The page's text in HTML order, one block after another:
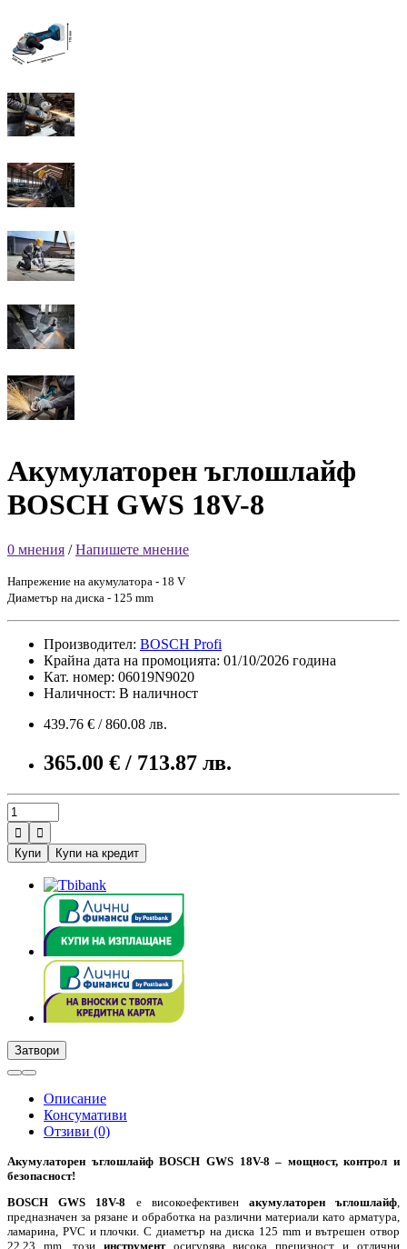
Акумулаторен ъглошлайф
BOSCH GWS 18V-8
0 мнения /Напишете мнение
Напрежение на акумулатора - 18 V
Диаметър на диска - 125 mm
Производител: BOSCH Profi
Крайна дата на промоцията: 01/10/2026 година
Кат. номер: 06019N9020
Наличност: В наличност
439.76 € / 860.08 лв.
365.00 € / 713.87 лв.


Купи
Купи на кредит
Затвори
Описание
Консумативи
Отзиви (0)
Акумулаторен ъглошлайф BOSCH GWS 18V-8 – мощност, контрол и
безопасност!
BOSCH GWS 18V-8 е високоефективенакумулаторен ъглошлайф
предназначен за рязане и обработка на различни материали като арматура,
ламарина, PVC и плочки. С диаметър на диска 125 mm и вътрешен отвор
22,23 mm, този инструментосигурява висока прецизност и отлични